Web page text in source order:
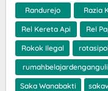
Randurejo Razia
Rel Kereta Api Rel
Rokok Ilegal
Saka Wanabakti